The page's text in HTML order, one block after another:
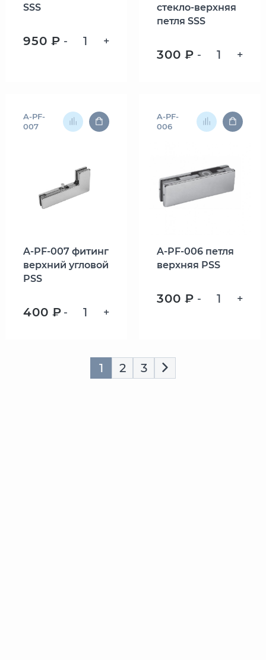
SSS
950 ₽ - +
стекло-верхняя
петля SSS
300 ₽ - +
A-PF-
007
A-PF-007 фитинг
верхний угловой
PSS
400 ₽ - +
A-PF-
006
A-PF-006 петля
верхняя PSS
300 ₽ - +
1 2 3